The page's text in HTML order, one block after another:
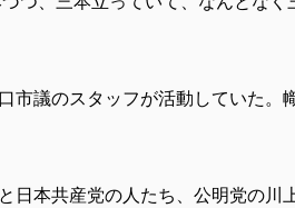
議のスタッフが活動していた。
日本共産党の人たち、公明党の